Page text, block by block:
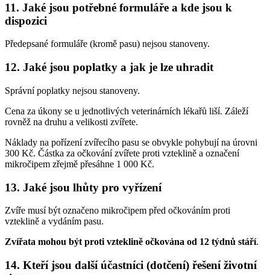
11. Jaké jsou potřebné formuláře a kde jsou k
dispozici
Předepsané formuláře (kromě pasu) nejsou stanoveny.
12. Jaké jsou poplatky a jak je lze uhradit
Správní poplatky nejsou stanoveny.
Cena za úkony se u jednotlivých veterinárních lékařů liší. Záleží
rovněž na druhu a velikosti zvířete.
Náklady na pořízení zvířecího pasu se obvykle pohybují na úrovni
300 Kč. Částka za očkování zvířete proti vzteklině a označení
mikročipem zřejmě přesáhne 1 000 Kč.
13. Jaké jsou lhůty pro vyřízení
Zvíře musí být označeno mikročipem před očkováním proti
vzteklině a vydáním pasu.
Zvířata mohou být proti vzteklině očkována od 12 týdnů stáří.
14. Kteří jsou další účastníci (dotčení) řešení životní